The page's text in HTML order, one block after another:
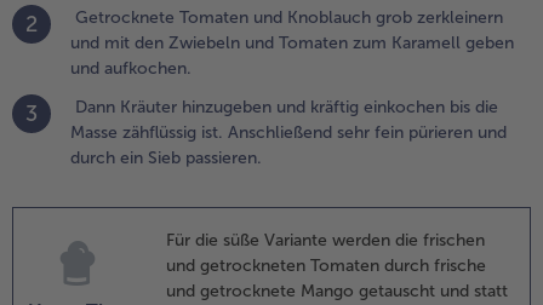
2
Getrocknete Tomaten und Knoblauch grob zerkleinern
und mit den Zwiebeln und Tomaten zum Karamell geben
und aufkochen.
3
Dann Kräuter hinzugeben und kräftig einkochen bis die
Masse zähflüssig ist. Anschließend sehr fein pürieren und
durch ein Sieb passieren.
Für die süße Variante werden die frischen
und getrockneten Tomaten durch frische
und getrocknete Mango getauscht und statt